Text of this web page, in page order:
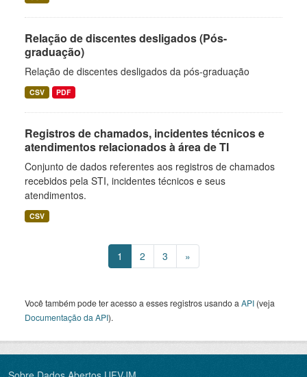
Relação de discentes desligados (Pós-
graduação)
Relação de discentes desligados da pós-graduação
CSV PDF
Registros de chamados, incidentes técnicos e
atendimentos relacionados à área de TI
Conjunto de dados referentes aos registros de chamados
recebidos pela STI, incidentes técnicos e seus
atendimentos.
CSV
1 2 3 »
Você também pode ter acesso a esses registros usando a API (veja
Documentação da API).